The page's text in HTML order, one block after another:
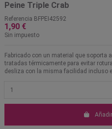
Peine Triple Crab
Referencia BFPEI42592
1,90 €
Sin impuesto
Fabricado con un material que soporta
tratadas térmicamente para evitar
desliza con la misma facilidad incluso